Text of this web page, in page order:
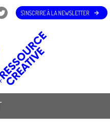
S'INSCRIRE À LA NEWSLETTER